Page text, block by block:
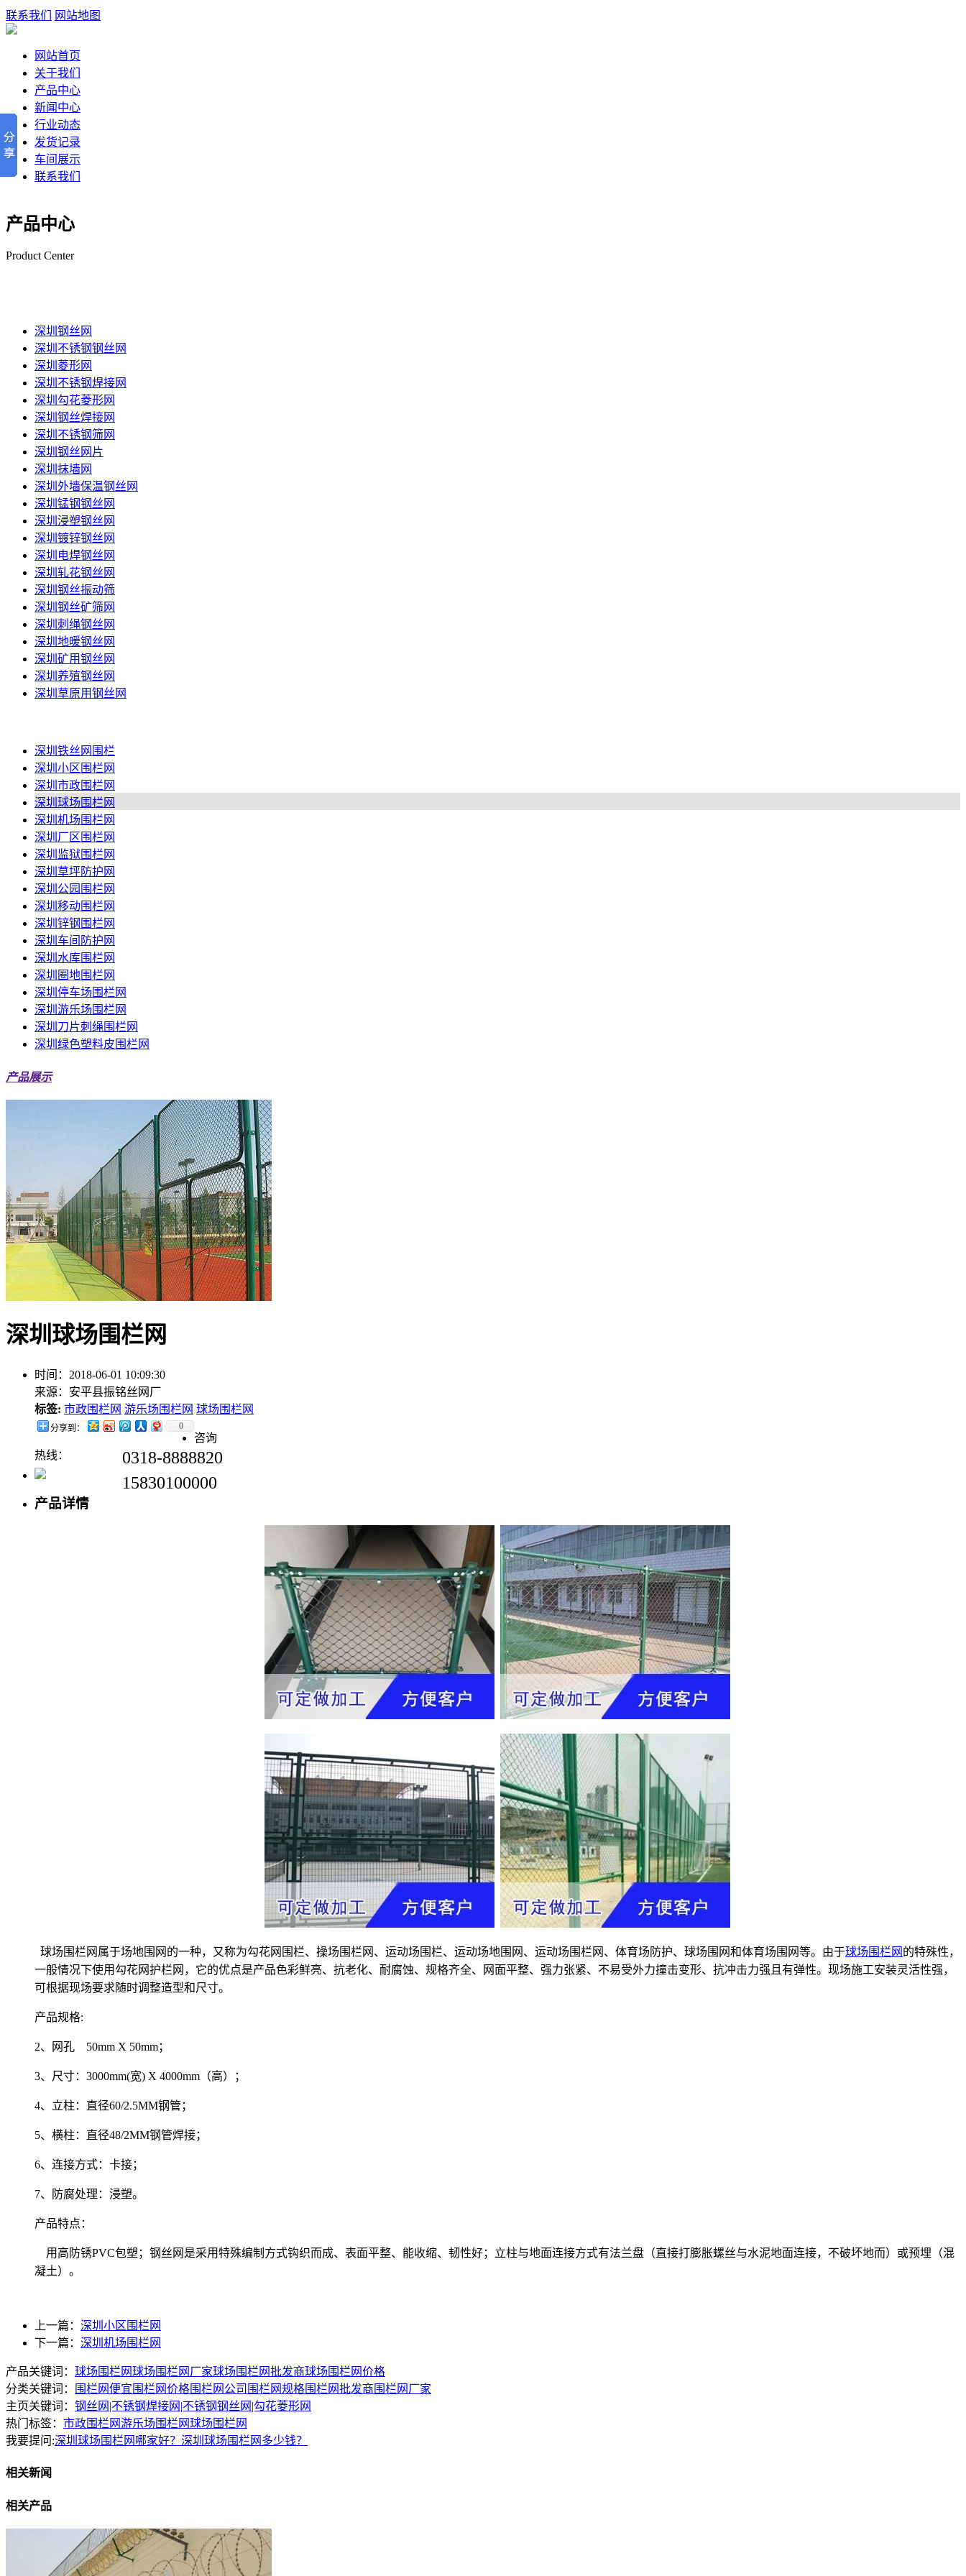
联系我们 网站地图
网站首页
关于我们
产品中心
新闻中心
行业动态
发货记录
车间展示
联系我们
产品中心
Product Center
深圳钢丝网
深圳不锈钢钢丝网
深圳菱形网
深圳不锈钢焊接网
深圳勾花菱形网
深圳钢丝焊接网
深圳不锈钢筛网
深圳钢丝网片
深圳抹墙网
深圳外墙保温钢丝网
深圳锰钢钢丝网
深圳浸塑钢丝网
深圳镀锌钢丝网
深圳电焊钢丝网
深圳轧花钢丝网
深圳钢丝振动筛
深圳钢丝矿筛网
深圳刺绳钢丝网
深圳地暖钢丝网
深圳矿用钢丝网
深圳养殖钢丝网
深圳草原用钢丝网
深圳铁丝网围栏
深圳小区围栏网
深圳市政围栏网
深圳球场围栏网
深圳机场围栏网
深圳厂区围栏网
深圳监狱围栏网
深圳草坪防护网
深圳公园围栏网
深圳移动围栏网
深圳锌钢围栏网
深圳车间防护网
深圳水库围栏网
深圳圈地围栏网
深圳停车场围栏网
深圳游乐场围栏网
深圳刀片刺绳围栏网
深圳绿色塑料皮围栏网
产品展示
深圳球场围栏网
时间：2018-06-01 10:09:30
来源：安平县振铭丝网厂
标签: 市政围栏网 游乐场围栏网 球场围栏网
分享到： 0
咨询
热线：
0318-8888820
15830100000
产品详情
球场围栏网属于场地围网的一种，又称为勾花网围栏、操场围栏网、运动场围栏、运动场地围网、运动场围栏网、体育场防护、球场围网和体育场围网等。 由于球场围栏网 的特殊性，
一般情况下使用勾花网护栏网，它的优点是产品色彩鲜亮、抗老化、耐腐蚀、规格齐全、网面平整、强力张紧、不易受外力撞击变形、抗冲击力强且有弹性。现场施工安装灵活性强，
可根据现场要求随时调整造型和尺寸。
产品规格:
2、网孔 50mm X 50mm；
3、尺寸：3000mm(宽) X 4000mm（高）；
4、立柱：直径60/2.5MM钢管；
5、横柱：直径48/2MM钢管焊接；
6、连接方式：卡接；
7、防腐处理：浸塑。
产品特点：
用高防锈PVC包塑；钢丝网是采用特殊编制方式钩织而成、表面平整、能收缩、韧性好；立柱与地面连接方式有法兰盘（直接打膨胀螺丝与水泥地面连接，不破坏地而）或预埋（混
凝土）。
上一篇： 深圳小区围栏网
下一篇： 深圳机场围栏网
产品关键词： 球场围栏网球场围栏网厂家球场围栏网批发商球场围栏网价格
分类关键词：
围栏网便宜 围栏网价格围栏网公司 围栏网规格围栏网批发商 围栏网厂家
主页关键词： 钢丝网|不锈钢焊接网|不锈钢钢丝网|勾花菱形网
热门标签： 市政围栏网游乐场围栏网球场围栏网
我要提问:深圳球场围栏网哪家好？ 深圳球场围栏网多少钱？
相关新闻
相关产品